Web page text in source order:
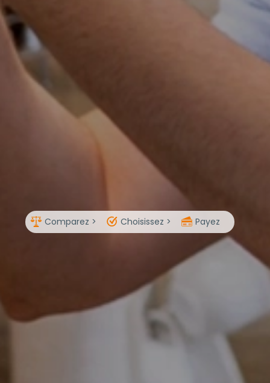
Comparez > Choisissez > Payez